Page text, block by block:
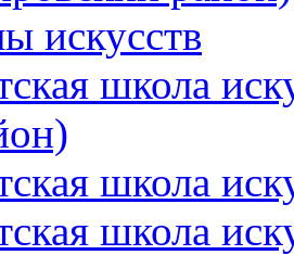
искусств
школа
школа
школа